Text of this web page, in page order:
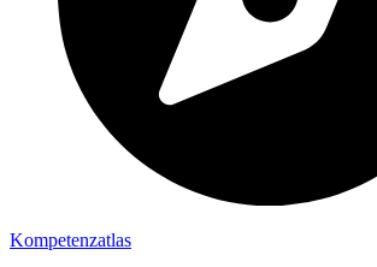
Kompetenzatlas